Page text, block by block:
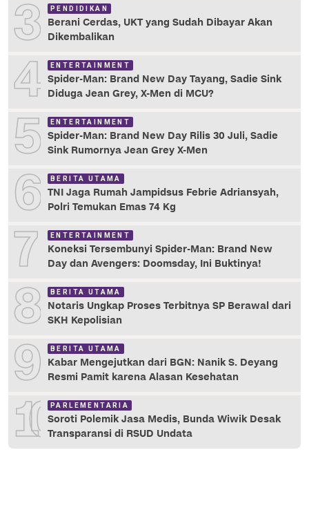
3 PENDIDIKAN
Berani Cerdas, UKT yang Sudah Dibayar Akan
Dikembalikan
4 ENTERTAINMENT
Spider-Man: Brand New Day Tayang, Sadie Sink
Diduga Jean Grey, X-Men di MCU?
5 ENTERTAINMENT
Spider-Man: Brand New Day Rilis 30 Juli, Sadie
Sink Rumornya Jean Grey X-Men
6 BERITA UTAMA
TNI Jaga Rumah Jampidsus Febrie Adriansyah,
Polri Temukan Emas 74 Kg
7 ENTERTAINMENT
Koneksi Tersembunyi Spider-Man: Brand New
Day dan Avengers: Doomsday, Ini Buktinya!
8 BERITA UTAMA
Notaris Ungkap Proses Terbitnya SP Berawal dari
SKH Kepolisian
9 BERITA UTAMA
Kabar Mengejutkan dari BGN: Nanik S. Deyang
Resmi Pamit karena Alasan Kesehatan
10 PARLEMENTARIA
Soroti Polemik Jasa Medis, Bunda Wiwik Desak
Transparansi di RSUD Undata